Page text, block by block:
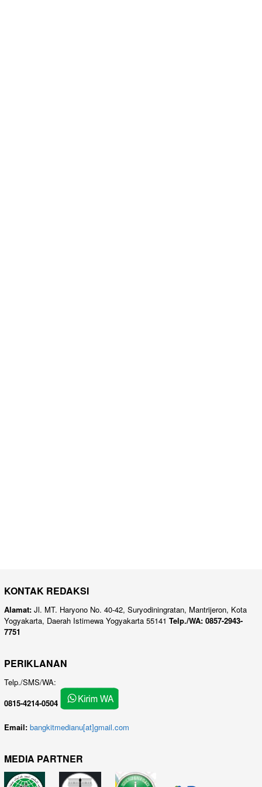
KONTAK REDAKSI
Alamat: Jl. MT. Haryono No. 40-42, Suryodiningratan, Mantrijeron, Kota
Yogyakarta, Daerah Istimewa Yogyakarta 55141 Telp./WA: 0857-2943-
7751
PERIKLANAN
Telp./SMS/WA:
0815-4214-0504
Email: bangkitmedianu[at]gmail.com
MEDIA PARTNER